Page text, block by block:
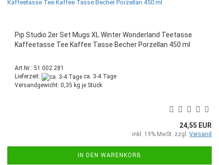
Pip Studio 2er Set Mugs XL Winter Wonderland Teetasse
Kaffeetasse Tee Kaffee Tasse Becher Porzellan 450 ml
Art.Nr.: 51.002.281
Lieferzeit:
ca. 3-4 Tage
Versandgewicht: 0,35 kg je Stück
24,55 EUR
inkl. 19% MwSt. zzgl. Versand
IN DEN WARENKORB